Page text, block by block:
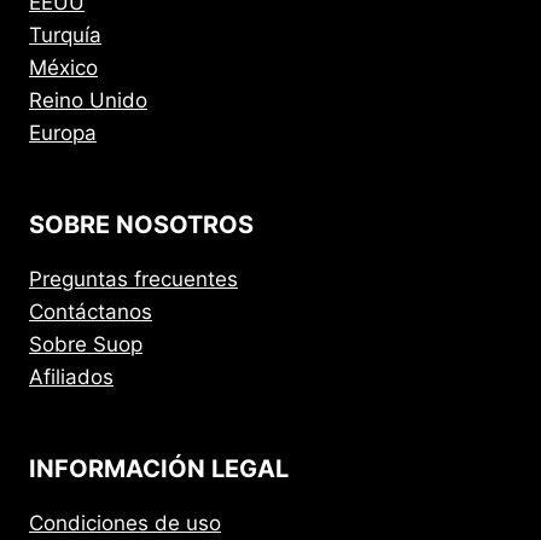
Turquía
México
Reino Unido
Europa
SOBRE NOSOTROS
Preguntas frecuentes
Contáctanos
Sobre Suop
Afiliados
INFORMACIÓN LEGAL
Condiciones de uso